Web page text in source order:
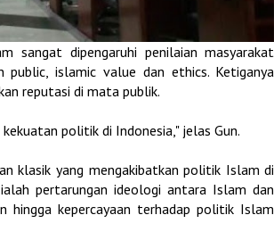
sangat dipengaruhi penilaian masyarakat
islamic value dan ethics. Ketiganya
reputasi di mata publik.
politik di Indonesia," jelas Gun.
klasik yang mengakibatkan politik Islam di
pertarungan ideologi antara Islam dan
hingga kepercayaan terhadap politik Islam